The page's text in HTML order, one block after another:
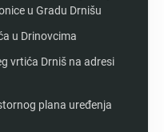
u Gradu Drnišu
u Drinovcima
vrtića Drniš na adresi
plana uređenja